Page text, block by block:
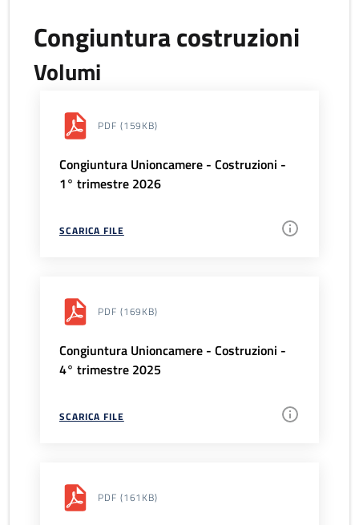
Congiuntura costruzioni
Volumi
PDF (159KB)
Congiuntura Unioncamere - Costruzioni -
1° trimestre 2026
SCARICA FILE
PDF (169KB)
Congiuntura Unioncamere - Costruzioni -
4° trimestre 2025
SCARICA FILE
PDF (161KB)